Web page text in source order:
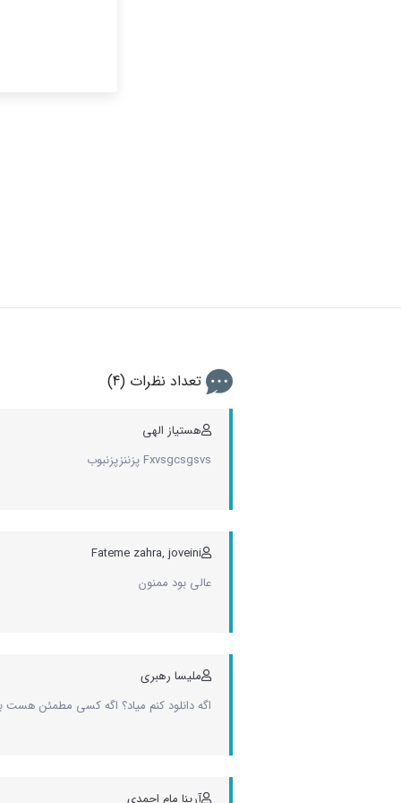
تعداد نظرات (4)
هستیاز الهی
Fxvsgcsgsvs پزننزپزنبوب
Fateme zahra, joveini
عالی بود ممنون
ملیسا رهبری
اگه دانلود کنم میاد؟ اگه کسی مطمئن هست